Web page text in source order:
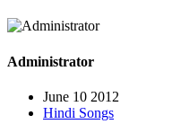
Administrator
June 10 2012
Hindi Songs